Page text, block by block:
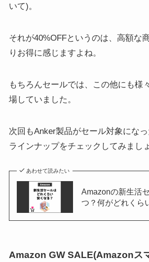
いて)。
それが40%OFFというのは、高額な
りお得に感じますよね。
もちろんセールでは、この他にも様
場していました。
次回もAnker製品がセール対象にな
ラインナップをチェックしてみまし
あわせて読みたい
Amazonの新生活
つ？何がどれくら
Amazon GW SALE(Amazonス